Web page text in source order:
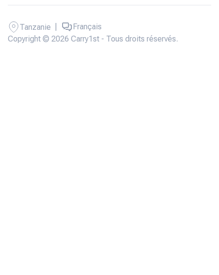
Copyright © 2026 Carry1st - Tous droits réservés.
Tanzanie Français